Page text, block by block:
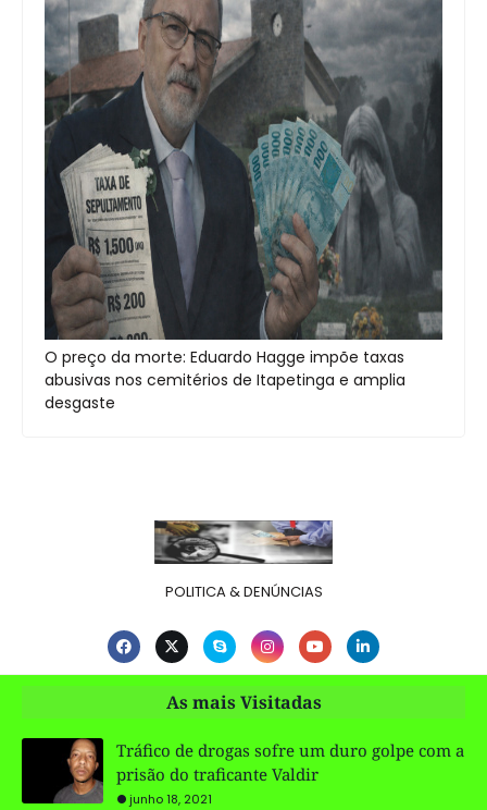
O preço da morte: Eduardo Hagge impõe taxas
abusivas nos cemitérios de Itapetinga e amplia
desgaste
POLITICA & DENÚNCIAS
As mais Visitadas
Tráfico de drogas sofre um duro golpe com a
prisão do traficante Valdir
junho 18, 2021